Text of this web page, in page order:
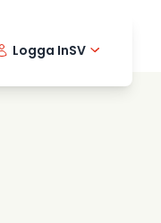
Logga InSV